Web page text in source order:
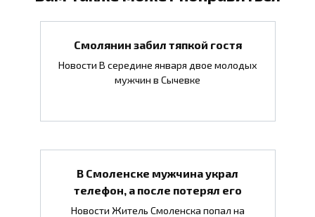
Смолянин забил тяпкой гостя
Новости В середине января двое молодых
мужчин в Сычевке
В Смоленске мужчина украл
телефон, а после потерял его
Новости Житель Смоленска попал на